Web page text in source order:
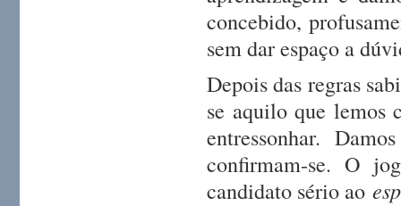
concebido,
sem dar espaço a
Depois das regras
se aquilo que lemos
entressonhar.
confirmam-se. O
candidato sério ao